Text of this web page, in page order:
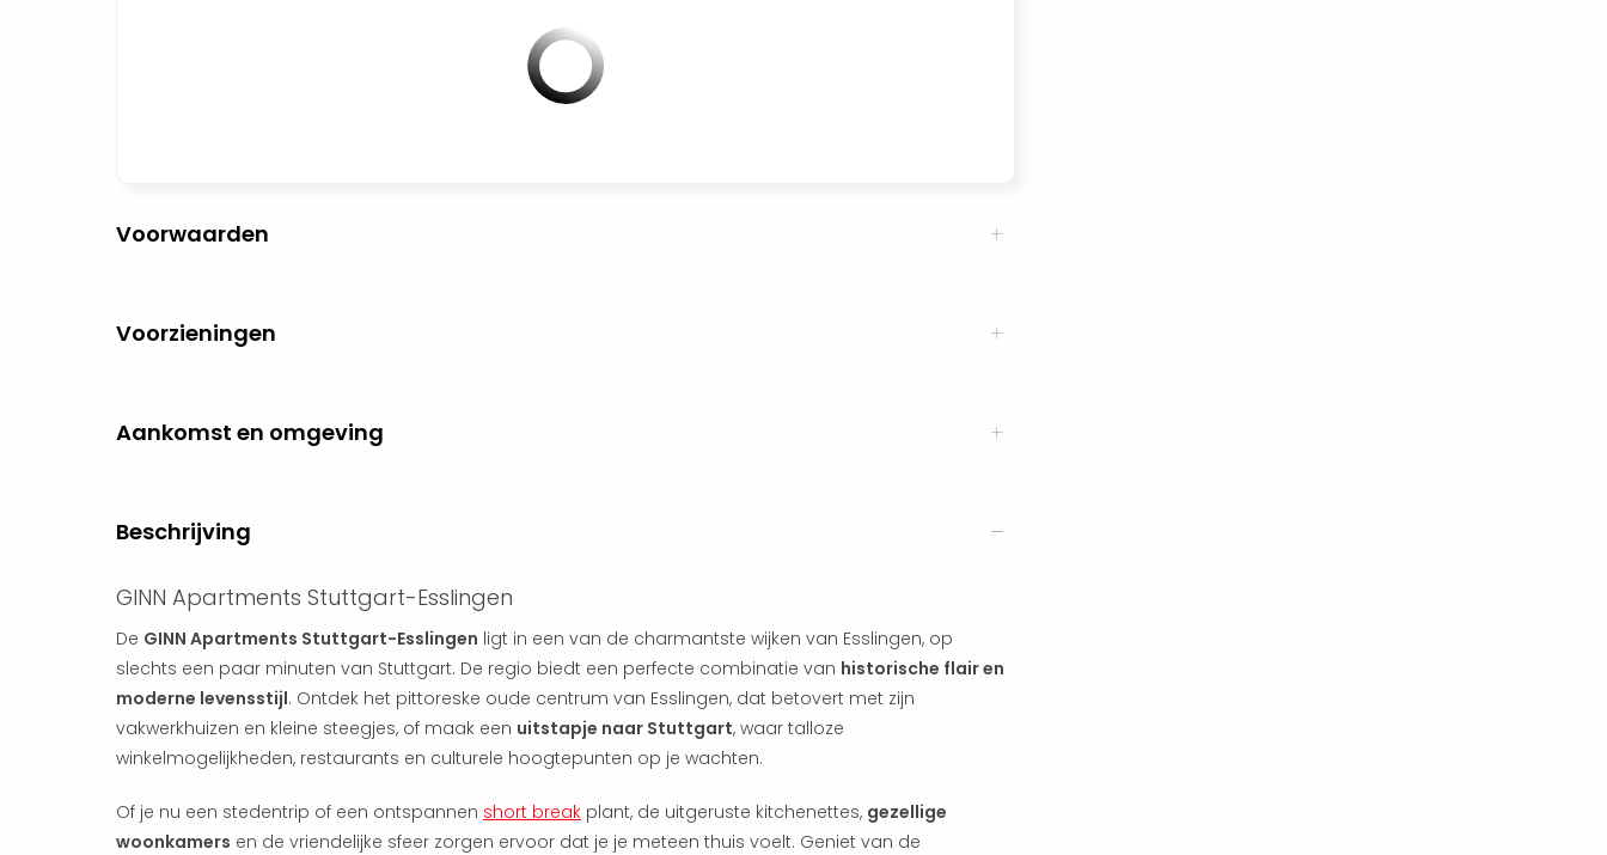
Voorwaarden
Voorzieningen
Aankomst en omgeving
Beschrijving
GINN Apartments Stuttgart-Esslingen
De GINN Apartments Stuttgart-Esslingen ligt in een van de charmantste wijken van Esslingen, op
slechts een paar minuten van Stuttgart. De regio biedt een perfecte combinatie van historische flair en
moderne levensstijl. Ontdek het pittoreske oude centrum van Esslingen, dat betovert met zijn
vakwerkhuizen en kleine steegjes, of maak een uitstapje naar Stuttgart, waar talloze
winkelmogelijkheden, restaurants en culturele hoogtepunten op je wachten.
Of je nu een stedentrip of een ontspannen short break plant, de uitgeruste kitchenettes, gezellige
woonkamers en de vriendelijke sfeer zorgen ervoor dat je je meteen thuis voelt. Geniet van de